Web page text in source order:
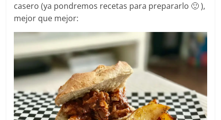
casero (ya pondremos recetas para prepararlo 🙂 ),
mejor que mejor: